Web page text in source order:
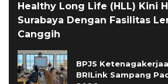
Healthy Long Life (HLL) Kini
Surabaya Dengan Fasilitas
Canggih
BPJS
BRILink Sampang